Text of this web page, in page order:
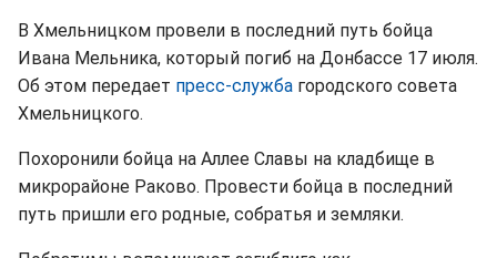
В Хмельницком провели в последний путь бойца
Ивана Мельника, который погиб на Донбассе 17 июля.
Об этом передает пресс-служба городского совета
Хмельницкого.
Похоронили бойца на Аллее Славы на кладбище в
микрорайоне Раково. Провести бойца в последний
путь пришли его родные, собратья и земляки.